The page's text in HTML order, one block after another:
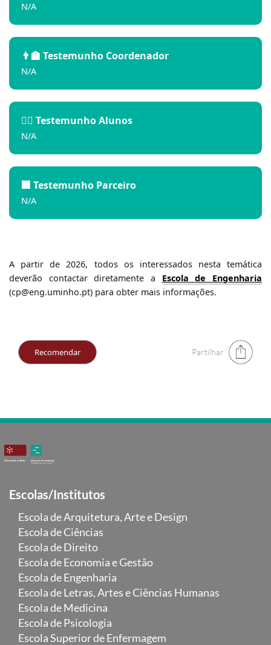
N/A
👨‍🏫 Testemunho Coordenador
N/A
🙋‍♂️ Testemunho Alunos
N/A
🏢 Testemunho Parceiro
N/A
A partir de 2026, todos os interessados nesta temática
deverão contactar diretamente a Escola de Engenharia
(cp@eng.uminho.pt) para obter mais informações.
Partilhar
Escolas/Institutos
Escola de Arquitetura, Arte e Design
Escola de Ciências
Escola de Direito
Escola de Economia e Gestão
Escola de Engenharia
Escola de Letras, Artes e Ciências Humanas
Escola de Medicina
Escola de Psicologia
Escola Superior de Enfermagem